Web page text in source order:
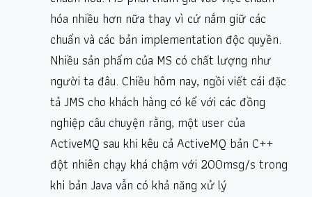
hóa nhiều hơn nữa thay vì cứ nắm giữ các
chuẩn và các bản implementation độc quyền.
Nhiều sản phẩm của MS có chất lượng như
người ta đâu. Chiều hôm nay, ngồi viết cái đặc
tả JMS cho khách hàng có kể với các đồng
nghiệp câu chuyện rằng, một user của
ActiveMQ sau khi kêu cả ActiveMQ bản C++
đột nhiên chạy khá chậm với 200msg/s trong
khi bản Java vẫn có khả năng xử lý